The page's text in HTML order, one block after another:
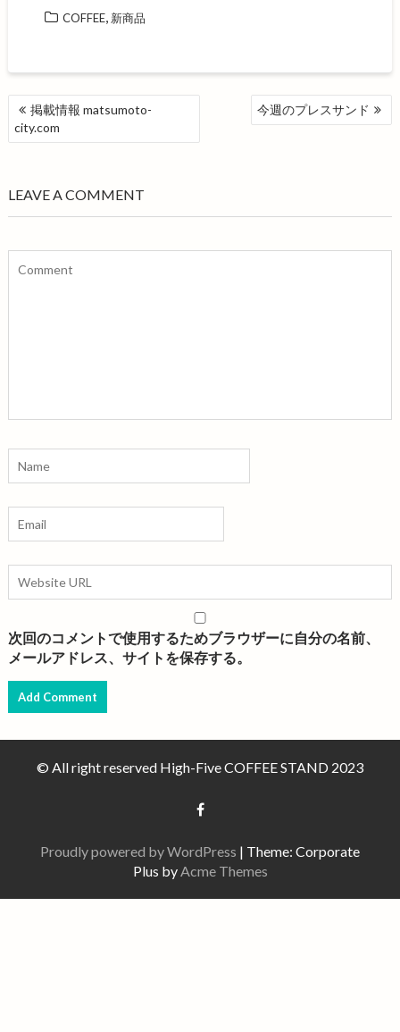
c
e
o
i
t
r
COFFEE, 新商品
投
稿
ナ
ー
シ
ン
掲載情報 matsumoto-
city.com
今週のプレスサンド
LEAVE A COMMENT
次回のコメントで使用するためブラウザーに自分の名前、
メールアドレス、サイトを保存する。
© All right reserved High-Five COFFEE STAND 2023
Proudly powered by WordPress | Theme: Corporate
Plus byAcme Themes